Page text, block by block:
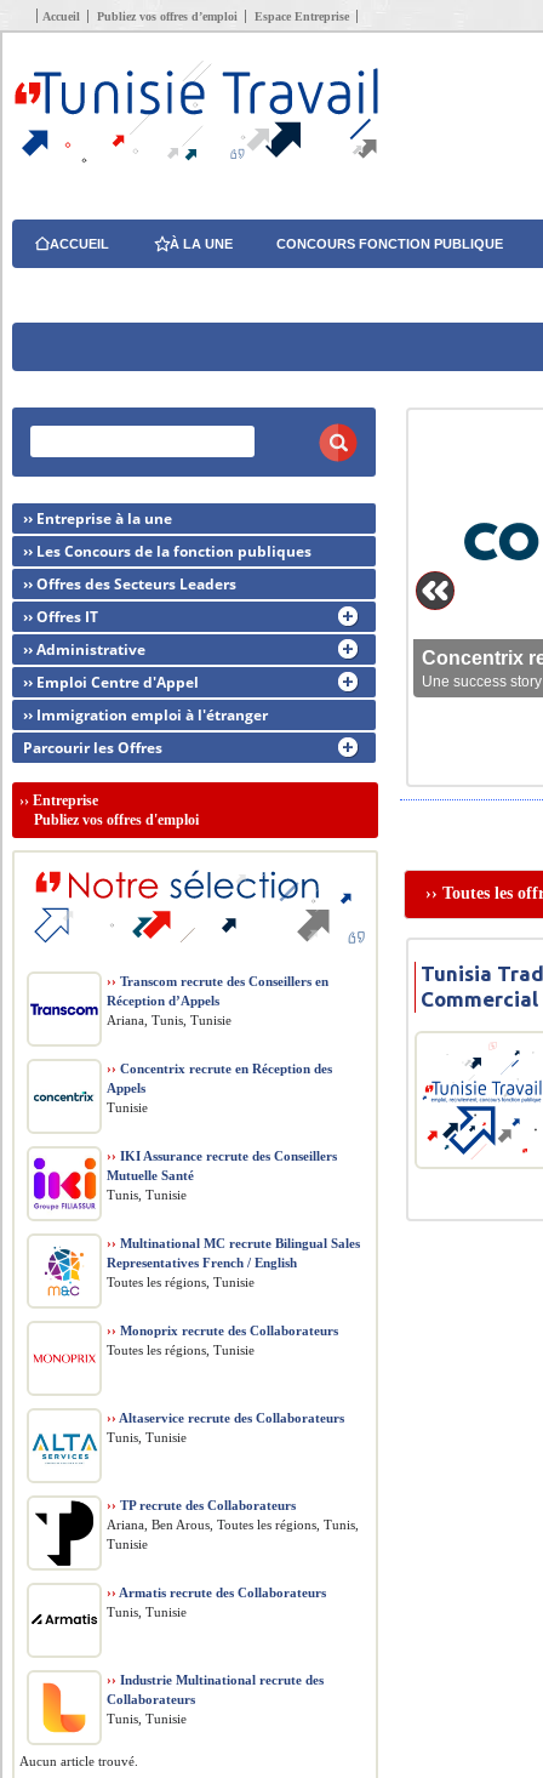
Accueil Publiez vos offres d’emploi Espace Entreprise
ACCUEIL À LA UNE CONCOURS FONCTION PUBLIQUE
Concentrix
Une success
›› Toutes les
Tunisia
Commercial
›› Entreprise à la une
›› Les Concours de la fonction publiques
›› Offres des Secteurs Leaders
›› Offres IT
›› Administrative
›› Emploi Centre d'Appel
›› Immigration emploi à l'étranger
Parcourir les Offres
››Entreprise
Publiez vos offres d'emploi
›› Transcom recrute des Conseillers en
Réception d’Appels
Ariana, Tunis, Tunisie
›› Concentrix recrute en Réception des
Appels
Tunisie
›› IKI Assurance recrute des Conseillers
Mutuelle Santé
Tunis, Tunisie
›› Multinational MC recrute Bilingual Sales
Representatives French / English
Toutes les régions, Tunisie
›› Monoprix recrute des Collaborateurs
Toutes les régions, Tunisie
›› Altaservice recrute des Collaborateurs
Tunis, Tunisie
›› TP recrute des Collaborateurs
Ariana, Ben Arous, Toutes les régions, Tunis,
Tunisie
›› Armatis recrute des Collaborateurs
Tunis, Tunisie
›› Industrie Multinational recrute des
Collaborateurs
Tunis, Tunisie
Aucun article trouvé.